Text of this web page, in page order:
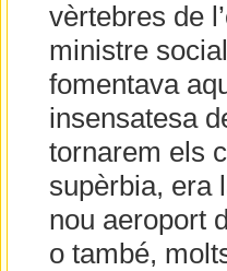
vèrtebres de
ministre
fomentava
insensatesa
tornarem els
supèrbia, era
nou aeroport
o també,